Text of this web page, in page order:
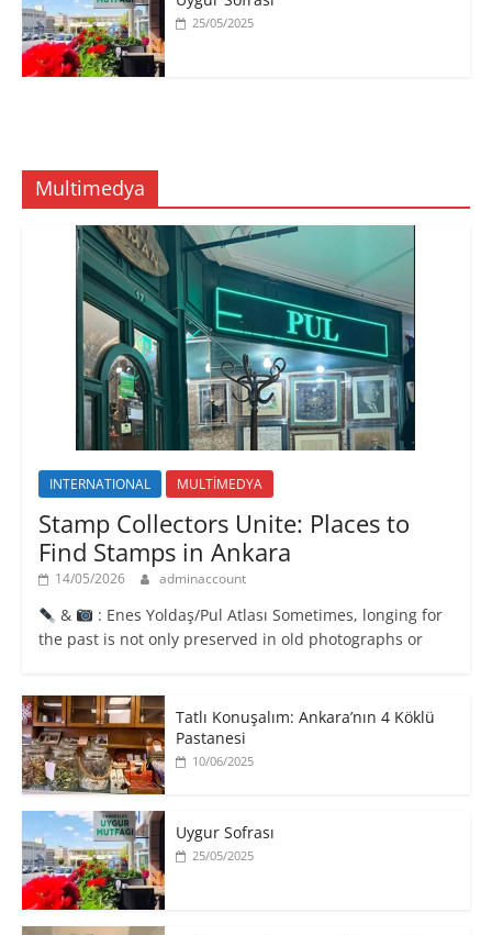
25/05/2025
Multimedya
INTERNATIONAL MULTİMEDYA
Stamp Collectors Unite: Places to
Find Stamps in Ankara
14/05/2026 adminaccount
&
: Enes Yoldaş/Pul Atlası Sometimes, longing for
the past is not only preserved in old photographs or
Tatlı Konuşalım: Ankara’nın 4 Köklü
Pastanesi
10/06/2025
Uygur Sofrası
25/05/2025